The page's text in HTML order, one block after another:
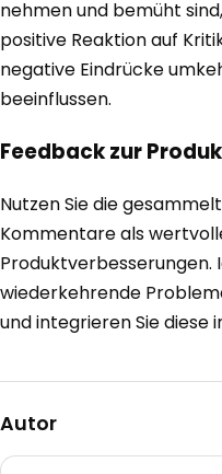
nehmen und bemüht
positive Reaktion auf
negative Eindrücke
beeinflussen.
Feedback zur
Nutzen Sie die
Kommentare als
Produktverbesserungen.
wiederkehrende
und integrieren Sie diese
Autor